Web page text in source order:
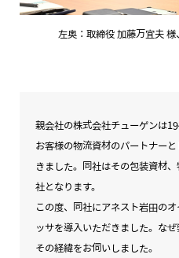
左奥：取締役 加藤万宜夫
親会社の株式会社チューゲンは
お客様の物流資材のパートナー
きました。同社はその包装資材
社となります。
この度、同社にアネスト岩田の
ッサを導入いただきました。なぜ
その経緯をお伺いしました。